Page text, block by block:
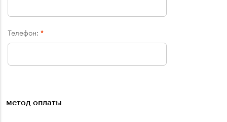
Телефон: *
метод оплаты